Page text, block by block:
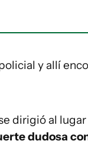
y allí
dirigió al
dudosa